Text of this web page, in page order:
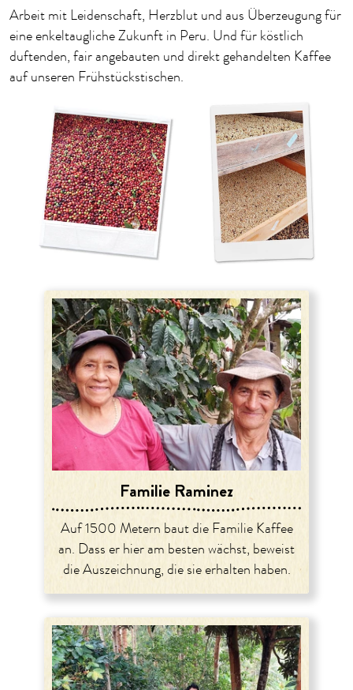
Arbeit mit Leidenschaft, Herzblut und aus Überzeugung für
eine enkeltaugliche Zukunft in Peru. Und für köstlich
duftenden, fair angebauten und direkt gehandelten Kaffee
auf unseren Frühstückstischen.
Familie Raminez
Auf 1500 Metern baut die Familie Kaffee
an. Dass er hier am besten wächst, beweist
die Auszeichnung, die sie erhalten haben.